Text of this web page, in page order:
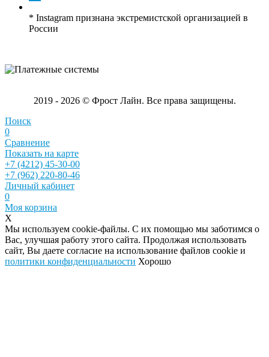
* Instagram признана экстремистской организацией в
России
2019 - 2026 © Фрост Лайн. Все права защищены.
Поиск
0
Сравнение
Показать на карте
+7 (4212) 45-30-00
+7 (962) 220-80-46
Личный кабинет
0
Моя корзина
X
Мы используем cookie-файлы. С их помощью мы заботимся о
Вас, улучшая работу этого сайта. Продолжая использовать
сайт, Вы даете согласие на использование файлов cookie и
политики конфиденциальности Хорошо